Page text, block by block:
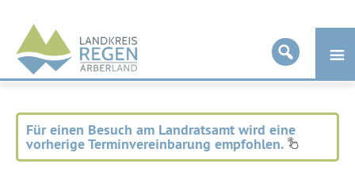
Landkreis
Regen
Für einen Besuch am Landratsamt wird eine
vorherige Terminvereinbarung empfohlen.